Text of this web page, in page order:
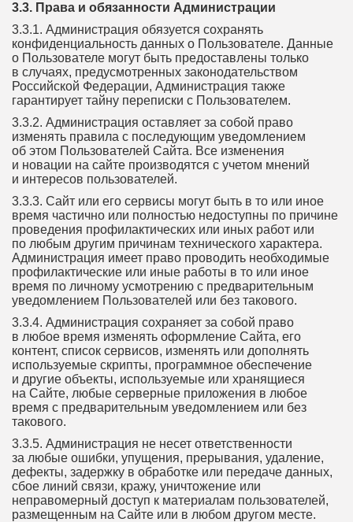
3.3. Права и обязанности Администрации
3.3.1. Администрация обязуется сохранять
конфиденциальность данных о Пользователе. Данные
о Пользователе могут быть предоставлены только
в случаях, предусмотренных законодательством
Российской Федерации, Администрация также
гарантирует тайну переписки с Пользователем.
3.3.2. Администрация оставляет за собой право
изменять правила с последующим уведомлением
об этом Пользователей Сайта. Все изменения
и новации на сайте производятся с учетом мнений
и интересов пользователей.
3.3.3. Сайт или его сервисы могут быть в то или иное
время частично или полностью недоступны по причине
проведения профилактических или иных работ или
по любым другим причинам технического характера.
Администрация имеет право проводить необходимые
профилактические или иные работы в то или иное
время по личному усмотрению с предварительным
уведомлением Пользователей или без такового.
3.3.4. Администрация сохраняет за собой право
в любое время изменять оформление Сайта, его
контент, список сервисов, изменять или дополнять
используемые скрипты, программное обеспечение
и другие объекты, используемые или хранящиеся
на Сайте, любые серверные приложения в любое
время с предварительным уведомлением или без
такового.
3.3.5. Администрация не несет ответственности
за любые ошибки, упущения, прерывания, удаление,
дефекты, задержку в обработке или передаче данных,
сбое линий связи, кражу, уничтожение или
неправомерный доступ к материалам пользователей,
размещенным на Сайте или в любом другом месте.